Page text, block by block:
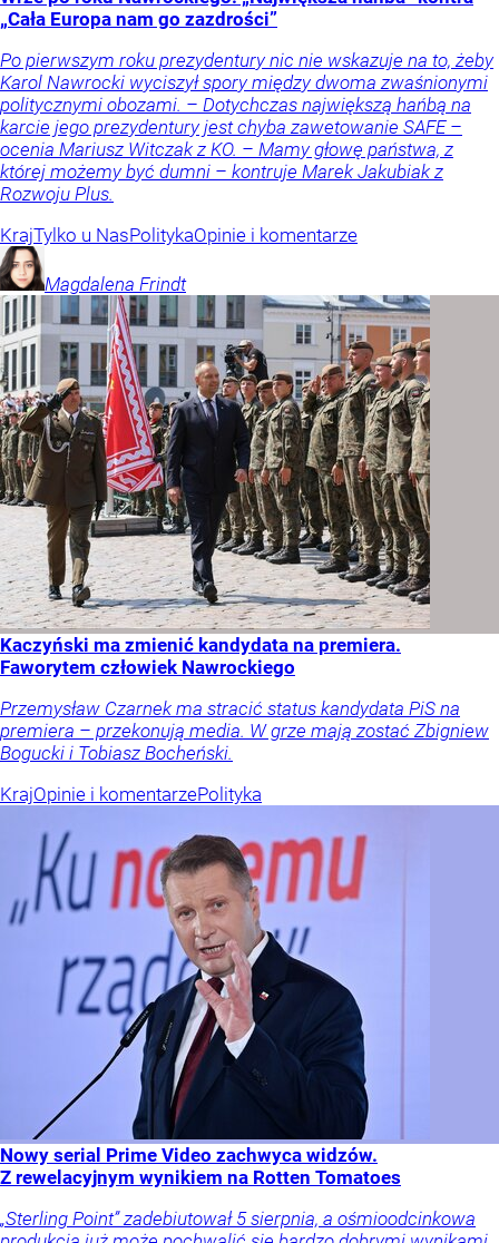
„Cała Europa nam go zazdrości”
Po pierwszym roku prezydentury nic nie wskazuje na to, żeby
Karol Nawrocki wyciszył spory między dwoma zwaśnionymi
politycznymi obozami. – Dotychczas największą hańbą na
karcie jego prezydentury jest chyba zawetowanie SAFE –
ocenia Mariusz Witczak z KO. – Mamy głowę państwa, z
której możemy być dumni – kontruje Marek Jakubiak z
Rozwoju Plus.
KrajTylko u NasPolitykaOpinie i komentarze
Magdalena Frindt
Kaczyński ma zmienić kandydata na premiera.
Faworytem człowiek Nawrockiego
Przemysław Czarnek ma stracić status kandydata PiS na
premiera – przekonują media. W grze mają zostać Zbigniew
Bogucki i Tobiasz Bocheński.
KrajOpinie i komentarzePolityka
Nowy serial Prime Video zachwyca widzów.
Z rewelacyjnym wynikiem na Rotten Tomatoes
„Sterling Point” zadebiutował 5 sierpnia, a ośmioodcinkowa